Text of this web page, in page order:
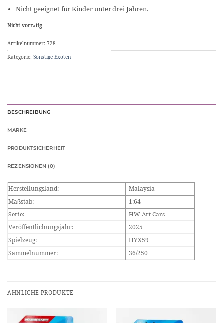
Nicht geeignet für Kinder unter drei Jahren.
Nicht vorrätig
Artikelnummer: 728
Kategorie: Sonstige Exoten
BESCHREIBUNG
MARKE
PRODUKTSICHERHEIT
REZENSIONEN (0)
Herstellungsland:
Malaysia
Maßstab:
1:64
Serie:
HW Art Cars
Veröffentlichungsjahr:
2025
Spielzeug:
HYX59
Sammelnummer:
36/250
ÄHNLICHE PRODUKTE